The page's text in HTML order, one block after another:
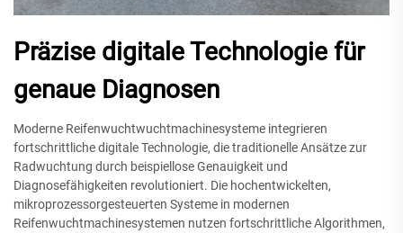
Präzise digitale Technologie für
genaue Diagnosen
Moderne Reifenwuchtwuchtmachinesysteme integrieren
fortschrittliche digitale Technologie, die traditionelle Ansätze zur
Radwuchtung durch beispiellose Genauigkeit und
Diagnosefähigkeiten revolutioniert. Die hochentwickelten,
mikroprozessorgesteuerten Systeme in modernen
Reifenwuchtmachinesystemen nutzen fortschrittliche Algorithmen,